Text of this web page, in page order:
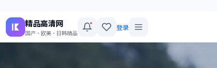
精品高清网
国产·欧美·日韩精品
登录